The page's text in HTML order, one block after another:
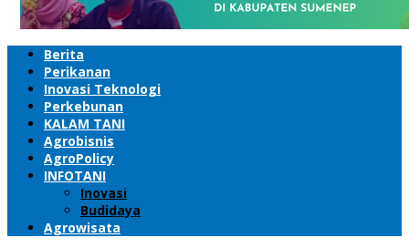
Berita
Perikanan
Inovasi Teknologi
Perkebunan
KALAM TANI
Agrobisnis
AgroPolicy
INFOTANI
Inovasi
Budidaya
Agrowisata